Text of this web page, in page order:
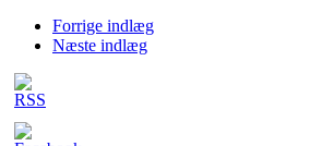
Forrige indlæg
Næste indlæg